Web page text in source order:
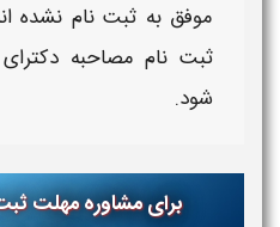
موفق به ثبت‌ نام نشده
ثبت نام مصاحبه دکترای آزاد
شود.
برای مشاوره مهلت